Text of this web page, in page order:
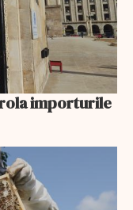
importurile